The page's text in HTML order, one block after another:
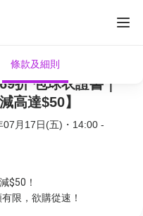
條款及細則
2026｜D. 球感
折 包球衣證書｜
高達$50】
07月17日(五) ・ 14:00 -
$50！
限，欲購從速！